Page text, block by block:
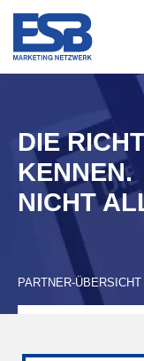
DIE
KENNEN.
NICHT
PARTNER-ÜBERSICHT